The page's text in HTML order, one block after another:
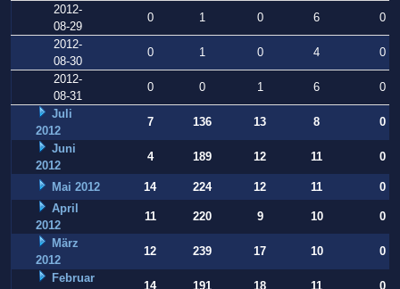
2012-
08-29
0 1 0 6
0
2012-
08-30
0 1 0 4
0
2012-
08-31
0 0 1 6
0
Juli
2012
7 136 13 8
0
Juni
2012
4 189 12 11 0
Mai 2012 14 224 12 11
0
April
2012
11 220 9 10
0
März
2012
12 239 17 10
0
Februar
14 191 18 11 0